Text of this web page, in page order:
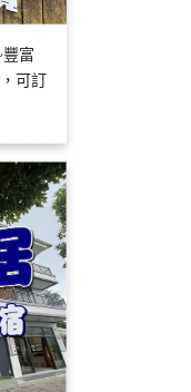
富
可訂